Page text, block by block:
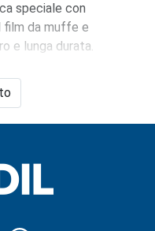
speciale con
film da muffe e
e lunga durata.
invece,
per interni, liscia al
locali hobby, etc.
nostro sito.